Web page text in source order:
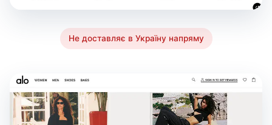
Не доставляє в Україну напряму